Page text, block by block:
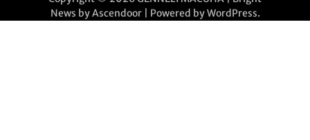
News byAscendoor| Powered byWordPress.